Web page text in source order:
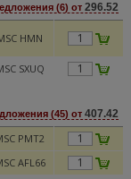
(6) от 296.52
HMN
SXUQ
(45) от 407.42
PMT2
AFL66